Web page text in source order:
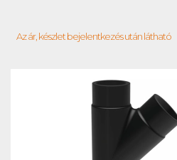
Az ár, készlet bejelentkezés után látható